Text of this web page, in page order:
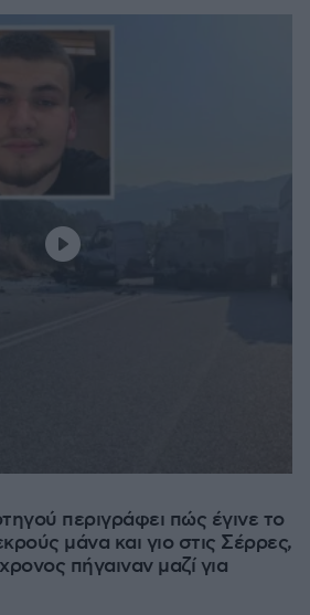
περιγράφει πώς έγινε το
μάνα και γιο στις Σέρρες,
πήγαιναν μαζί για